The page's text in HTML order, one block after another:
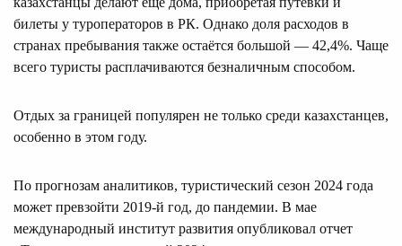
билеты у туроператоров в РК. Однако доля расходов в
странах пребывания также остаётся большой — 42,4%. Чаще
всего туристы расплачиваются безналичным способом.
Отдых за границей популярен не только среди казахстанцев,
особенно в этом году.
По прогнозам аналитиков, туристический сезон 2024 года
может превзойти 2019-й год, до пандемии. В мае
международный институт развития опубликовал отчет